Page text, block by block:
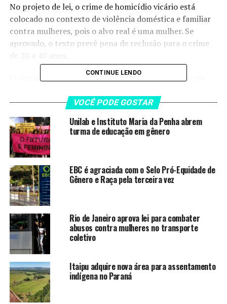
No projeto de lei, o crime de homicídio vicário está
colocado no contexto de violência doméstica e familiar
contra mulheres, pois o alvo real é uma mulher. Se
aprovado, o texto prevê pena de reclusão para o crime
O texto aprovado nesta quarta-feira (18) é de autoria
Fernanda Melchionna (PSol-RS) e Maria do Rosário (PT-
RS), e foi aprovado em substituição à proposta original
da deputada Silvye Alves (União-GO).
A deputada Maria do Rosário comemorou nas redes
sociais o fato de o homicídio vicário ter a mesma pena
do crime de feminicídio.
LEIA TAMBÉM
EBC é agraciada com o Selo Pró-
Equidade de Gênero e Raça pela
Rio de Janeiro aprova lei para
combater abusos contra mulheres
CONTINUE LENDO
VOCÊ PODE GOSTAR
Unilab e Instituto Maria da Penha abrem
turma de educação em gênero
EBC é agraciada com o Selo Pró-Equidade de
Gênero e Raça pela terceira vez
Rio de Janeiro aprova lei para combater
abusos contra mulheres no transporte
coletivo
Itaipu adquire nova área para assentamento
indígena no Paraná